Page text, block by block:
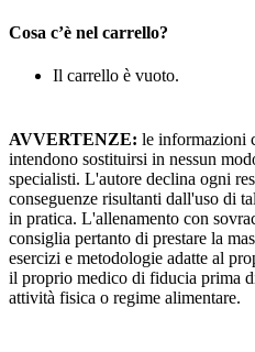
Cosa c’è nel carrello?
Il carrello è vuoto.
AVVERTENZE: le informazioni
intendono sostituirsi in nessun
specialisti. L'autore declina ogni
conseguenze risultanti dall'uso di
in pratica. L'allenamento con
consiglia pertanto di prestare la
esercizi e metodologie adatte al
il proprio medico di fiducia prima
attività fisica o regime alimentare.